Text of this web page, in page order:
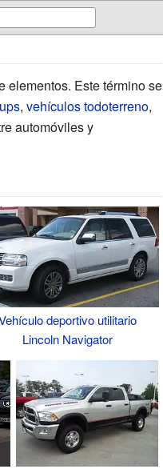
elementos. Este término se
, vehículos todoterreno,
automóviles y
deportivo utilitario
Lincoln Navigator